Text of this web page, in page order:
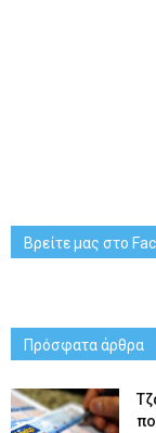
Βρείτε μας στο
Πρόσφατα άρθρα